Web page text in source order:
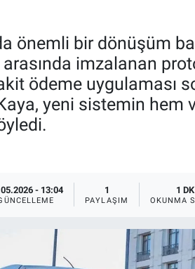
önemli bir dönüşüm
imzalanan
ödeme uygulaması
yeni sistemin hem
- 13:04 1
PAYLAŞIM
1 DK
OKUNMA